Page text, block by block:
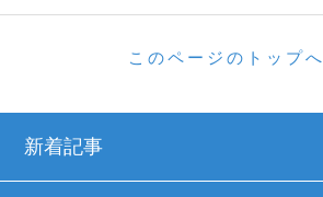
このページのトップへ
新着記事